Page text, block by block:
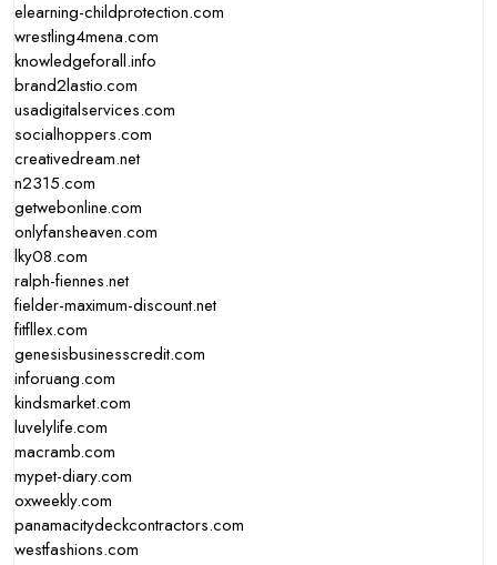
elearning-childprotection.com
wrestling4mena.com
knowledgeforall.info
brand2lastio.com
usadigitalservices.com
socialhoppers.com
creativedream.net
n2315.com
getwebonline.com
onlyfansheaven.com
lky08.com
ralph-fiennes.net
fielder-maximum-discount.net
fitfllex.com
genesisbusinesscredit.com
inforuang.com
kindsmarket.com
luvelylife.com
macramb.com
mypet-diary.com
oxweekly.com
panamacitydeckcontractors.com
westfashions.com